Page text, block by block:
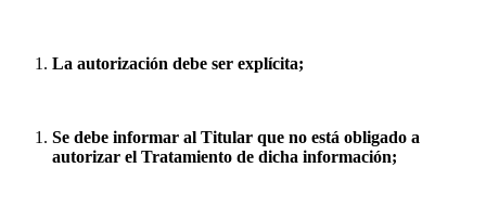
La autorización debe ser explícita;
Se debe informar al Titular que no está obligado a
autorizar el Tratamiento de dicha información;